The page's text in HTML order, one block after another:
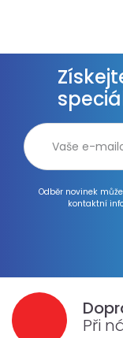
Odběr novinek
kontaktní
Při